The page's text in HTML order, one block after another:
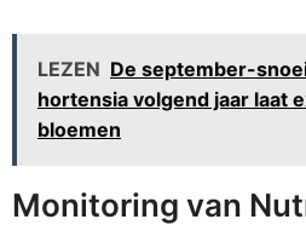
LEZEN De september-
hortensia volgend jaar laat
bloemen
Monitoring van